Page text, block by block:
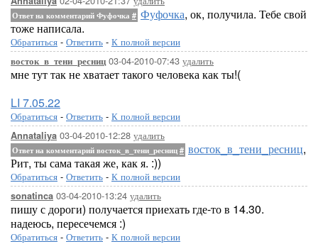
Ответ на комментарий Фуфочка # Фуфочка, ок, получила. Тебе свой
тоже написала.
Обратиться - Ответить - К полной версии
восток_в_тени_ресниц 03-04-2010-07:43 удалить
мне тут так не хватает такого человека как ты!(
LI 7.05.22
Обратиться - Ответить - К полной версии
Annataliya 03-04-2010-12:28 удалить
Ответ на комментарий восток_в_тени_ресниц # восток_в_тени_ресниц,
Рит, ты сама такая же, как я. :))
Обратиться - Ответить - К полной версии
sonatinca 03-04-2010-13:24 удалить
пишу с дороги) получается приехать где-то в 14.30.
надеюсь, пересечемся :)
Обратиться - Ответить - К полной версии